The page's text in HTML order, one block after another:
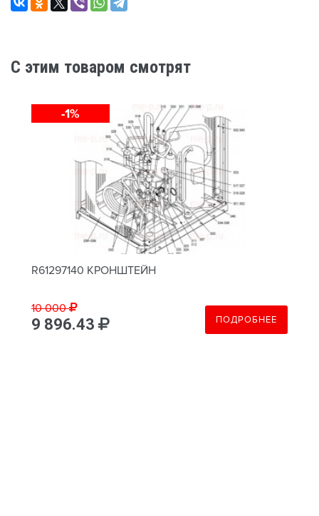
C этим товаром смотрят
-1%
R61297140 КРОНШТЕЙН
10 000
9 896.43 ПОДРОБНЕЕ